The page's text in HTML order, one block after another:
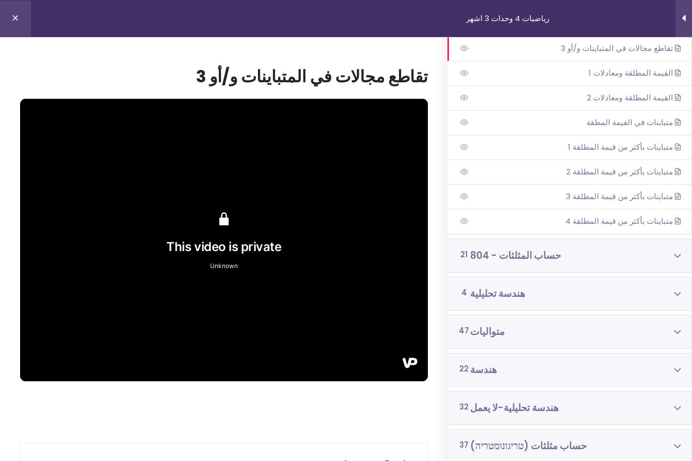
رياضيات 4 وحدات 3 اشهر
تقاطع مجالات في المتباينات و/أو 3
القيمة المطلقة ومعادلات 1
القيمة المطلقة ومعادلات 2
متباينات في القيمة المطقة
متباينات بأكثر من قيمة المطلقة 1
متباينات بأكثر من قيمة المطلقة 2
متباينات بأكثر من قيمة المطلقة 3
متباينات بأكثر من قيمة المطلقة 4
حساب المثلثات - 804 21
هندسة تحليلية 4
متواليات47
هندسة 22
هندسة تحليلية-لا يعمل 32
حساب مثلثات (טריגונומטריה) 37
تقاطع مجالات في المتباينات و/أو 3
روابط مهمة
من نحن
اتصل بنا
_תנאי שימוש עברית
شروط الاستخدام
دوراتنا
بچروت 3 وحدات 1 اشهر
رياضيات 5 وحدات 3 اشهر
رياضيات 4 وحدات 3 اشهر
فيزياء 3 اشهر